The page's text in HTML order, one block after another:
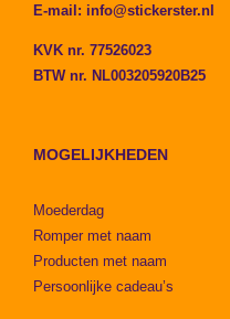
E-mail: info@stickerster.nl
KVK nr. 77526023
BTW nr. NL003205920B25
MOGELIJKHEDEN
Moederdag
Romper met naam
Producten met naam
Persoonlijke cadeau’s